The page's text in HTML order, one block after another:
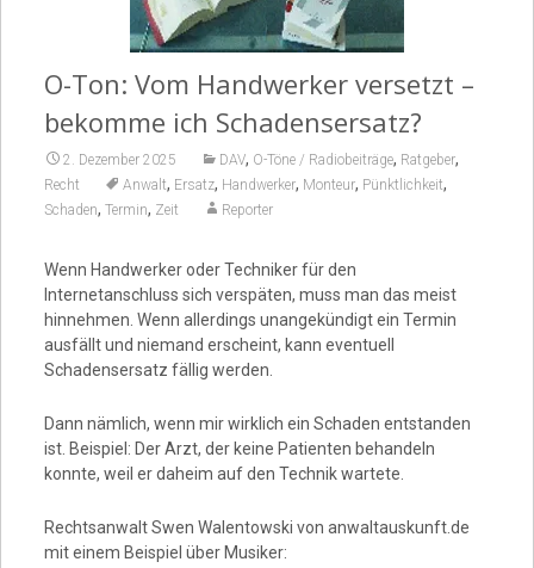
O-Ton: Vom Handwerker versetzt –
bekomme ich Schadensersatz?
2. Dezember 2025 DAV, O-Töne / Radiobeiträge, Ratgeber,
Recht Anwalt, Ersatz, Handwerker, Monteur, Pünktlichkeit,
Schaden, Termin, Zeit Reporter
Wenn Handwerker oder Techniker für den
Internetanschluss sich verspäten, muss man das meist
hinnehmen. Wenn allerdings unangekündigt ein Termin
ausfällt und niemand erscheint, kann eventuell
Schadensersatz fällig werden.
Dann nämlich, wenn mir wirklich ein Schaden entstanden
ist. Beispiel: Der Arzt, der keine Patienten behandeln
konnte, weil er daheim auf den Technik wartete.
Rechtsanwalt Swen Walentowski von anwaltauskunft.de
mit einem Beispiel über Musiker: